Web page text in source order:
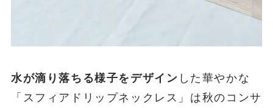
水が滴り落ちる様子をデザイン した華やかな
「スフィアドリップネックレス」は秋のコンサ